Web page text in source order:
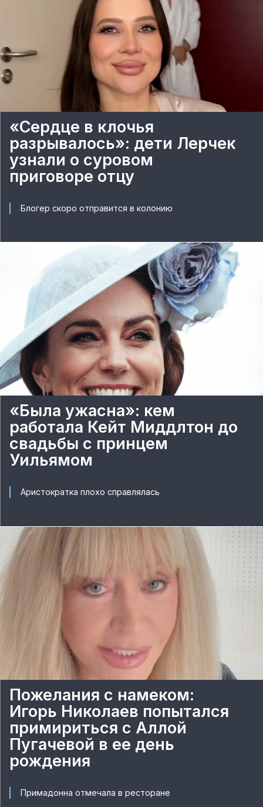
«Сердце в клочья
разрывалось»: дети Лерчек
узнали о суровом
приговоре отцу
Блогер скоро отправится в колонию
«Была ужасна»: кем
работала Кейт Миддлтон до
свадьбы с принцем
Уильямом
Аристократка плохо справлялась
Пожелания с намеком:
Игорь Николаев попытался
примириться с Аллой
Пугачевой в ее день
рождения
Примадонна отмечала в ресторане